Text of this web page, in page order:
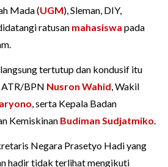
Mada (UGM), Sleman, DIY,
ratusan mahasiswa pada
tertutup dan kondusif itu
BPN Nusron Wahid, Wakil
, serta Kepala Badan
Kemiskinan Budiman Sudjatmiko.
Negara Prasetyo Hadi yang
hadir tidak terlihat mengikuti